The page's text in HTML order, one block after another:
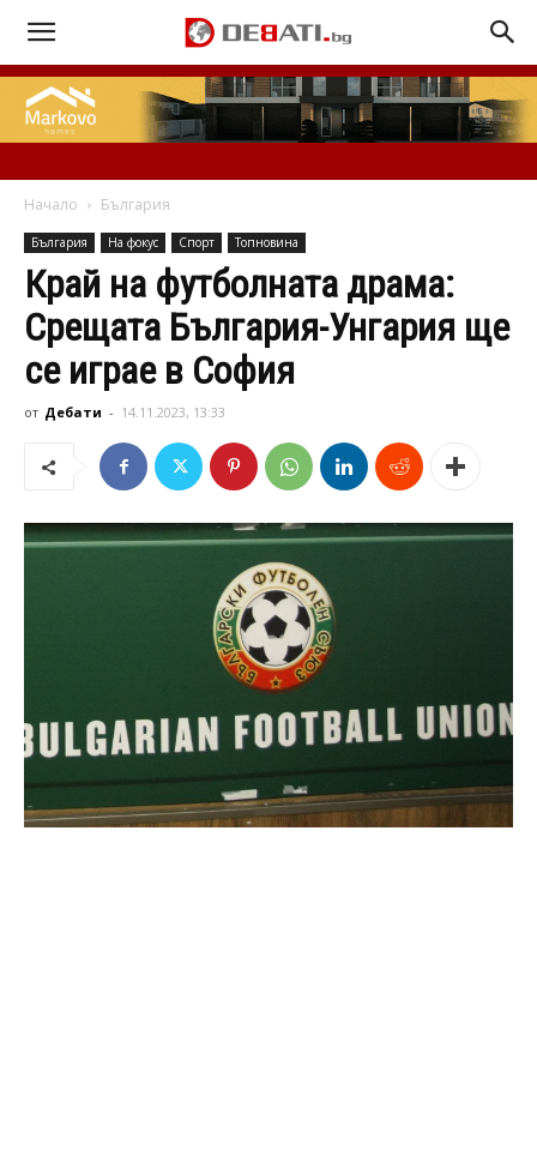
Начало България
България На фокус Спорт Топновина
Край на футболната драма:
Срещата България-Унгария ще
се играе в София
от Дебати - 14.11.2023, 13:33